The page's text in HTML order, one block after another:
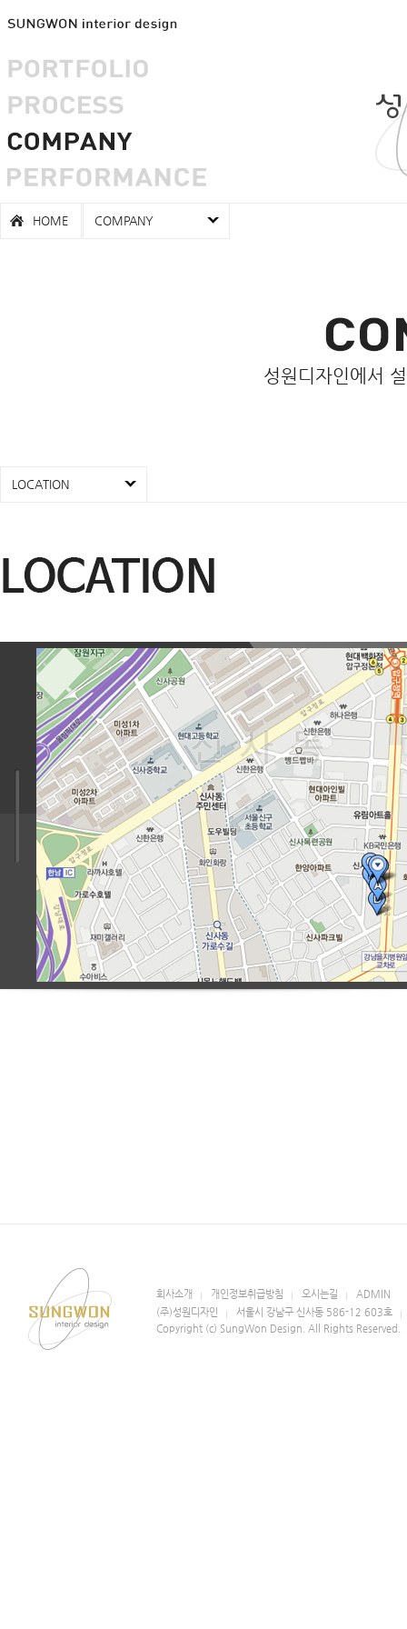
성원디자인에서
HOME COMPANY
LOCATION
회사소개 개인정보취급방침 오시는길
ADMIN
(주)성원디자인
서울시 강남구 신사동 586-12 603호
Copyright (c) SungWon Design. All Rights Reserved.